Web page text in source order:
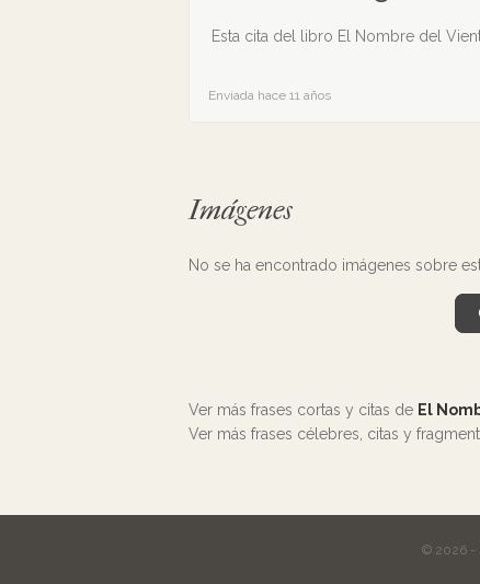
Esta cita del libro El Nombre del
Enviada hace 11 años
Imágenes
No se ha encontrado imágenes sobre
Ver más frases cortas y citas de El
Ver más frases célebres, citas y
© 2026 -